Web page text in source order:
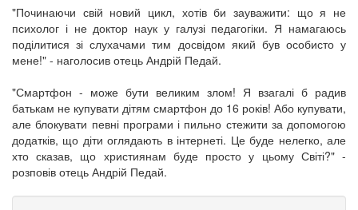
"Починаючи свій новий цикл, хотів би зауважити: що я не
психолог і не доктор наук у галузі педагогіки. Я намагаюсь
поділитися зі слухачами тим досвідом який був особисто у
мене!" - наголосив отець Андрій Педай.
"Смартфон - може бути великим злом! Я взагалі б радив
батькам не купувати дітям смартфон до 16 років! Або купувати,
але блокувати певні програми і пильно стежити за допомогою
додатків, що діти оглядають в інтернеті. Це буде нелегко, але
хто сказав, що християнам буде просто у цьому Світі?" -
розповів отець Андрій Педай.